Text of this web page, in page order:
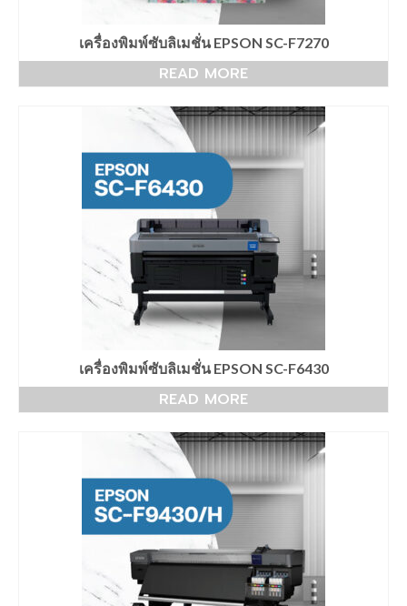
กระดาษซับลิเมชั่น แบบแผ่น
กระดาษซับลิเมชั่น แบบม้วน
น้ำหมึกซับลิเมชั่น
แผ่นฟิล์ม,Flex
เสื้อยืดเปล่าราคาส่ง
เครื่องพิมพ์ซับลิเมชั่น EPSON SC-F7270
READ MORE
เครื่องพิมพ์ซับลิเมชั่น EPSON SC-F6430
READ MORE